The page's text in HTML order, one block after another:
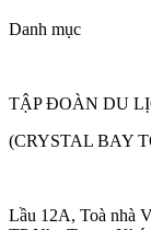
Danh mục
TẬP ĐOÀN DU
(CRYSTAL BAY
Lầu 12A, Toà nhà